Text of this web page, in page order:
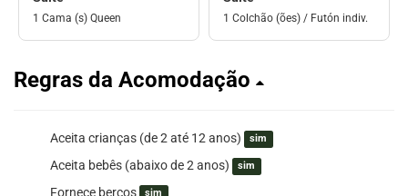
1 Cama (s) Queen 1 Colchão (ões) / Futón indiv.
Regras da Acomodação
Aceita crianças (de 2 até 12 anos) sim
Aceita bebês (abaixo de 2 anos) sim
Fornece berços sim